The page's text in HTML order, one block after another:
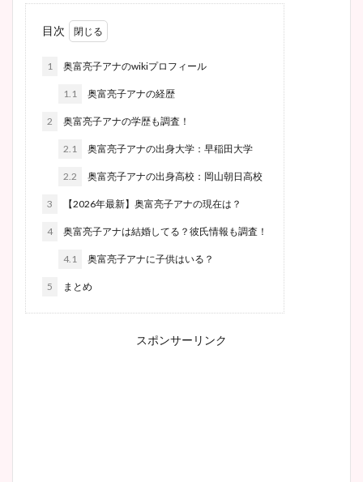
目次
1 奥富亮子アナのwikiプロフィール
1.1 奥富亮子アナの経歴
2 奥富亮子アナの学歴も調査！
2.1 奥富亮子アナの出身大学：早稲田大学
2.2 奥富亮子アナの出身高校：岡山朝日高校
3 【2026年最新】奥富亮子アナの現在は？
4 奥富亮子アナは結婚してる？彼氏情報も調査！
4.1 奥富亮子アナに子供はいる？
5 まとめ
スポンサーリンク